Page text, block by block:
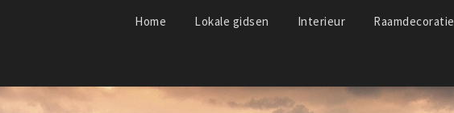
Home Lokale gidsen Interieur Raamdecoratie